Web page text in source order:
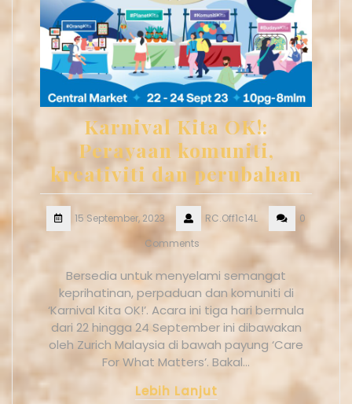
Karnival Kita OK!:
Perayaan komuniti,
kreativiti dan perubahan
15 September, 2023 RC.Off1c14L
0
Comments
Bersedia untuk menyelami semangat
keprihatinan, perpaduan dan komuniti di
‘Karnival Kita OK!’. Acara ini tiga hari bermula
dari 22 hingga 24 September ini dibawakan
oleh Zurich Malaysia di bawah payung ‘Care
For What Matters’. Bakal…
Lebih Lanjut